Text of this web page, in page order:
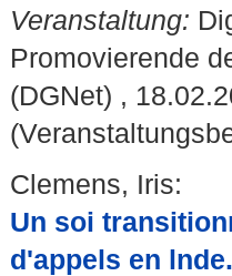
Veranstaltung:
Promovierende
(DGNet) ,
Clemens, Iris:
Un soi
d'appels en lnde.